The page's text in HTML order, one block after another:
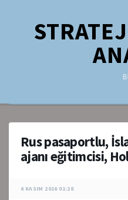
Rus pasaportlu,
ajanı eğitimcisi,
6 KASIM 2016 01:28